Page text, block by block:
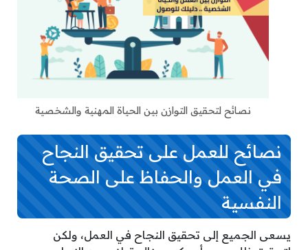
نصائح لتحقيق التوازن بين الحياة المهنية والشخصية
نصائح للعمل على تحقيق النجاح
في العمل والحفاظ على الصحة
النفسية
يسعى الجميع إلى تحقيق النجاح في العمل، ولكن